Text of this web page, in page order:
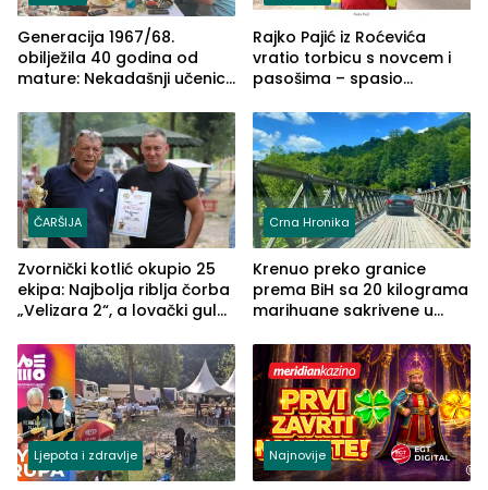
Generacija 1967/68.
obilježila 40 godina od
mature: Nekadašnji učenici
(FOTO)
Rajko Pajić iz Roćevića
vratio torbicu s novcem i
pasošima – spasio
Grčkoj
ČARŠIJA
Zvornički kotlić okupio 25
ekipa: Najbolja riblja čorba
„Velizara 2“, a lovački gulaš
Crna Hronika
Krenuo preko granice
prema BiH sa 20 kilograma
marihuane sakrivene u
Ljepota i zdravlje Najnovije